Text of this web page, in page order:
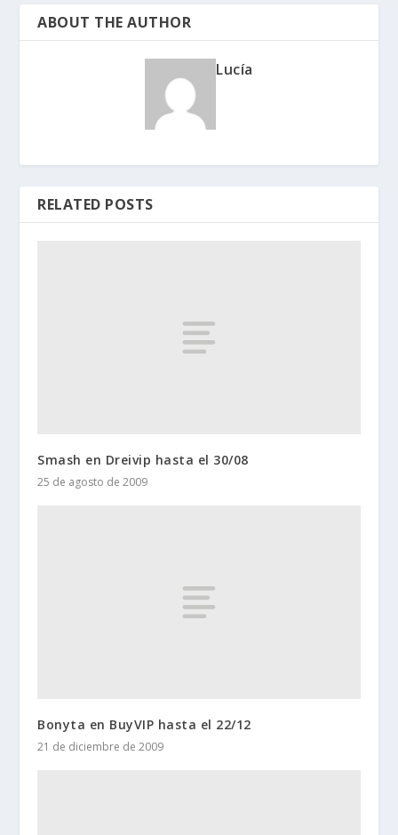
ABOUT THE AUTHOR
Lucía
RELATED POSTS
Smash en Dreivip hasta el 30/08
25 de agosto de 2009
Bonyta en BuyVIP hasta el 22/12
21 de diciembre de 2009